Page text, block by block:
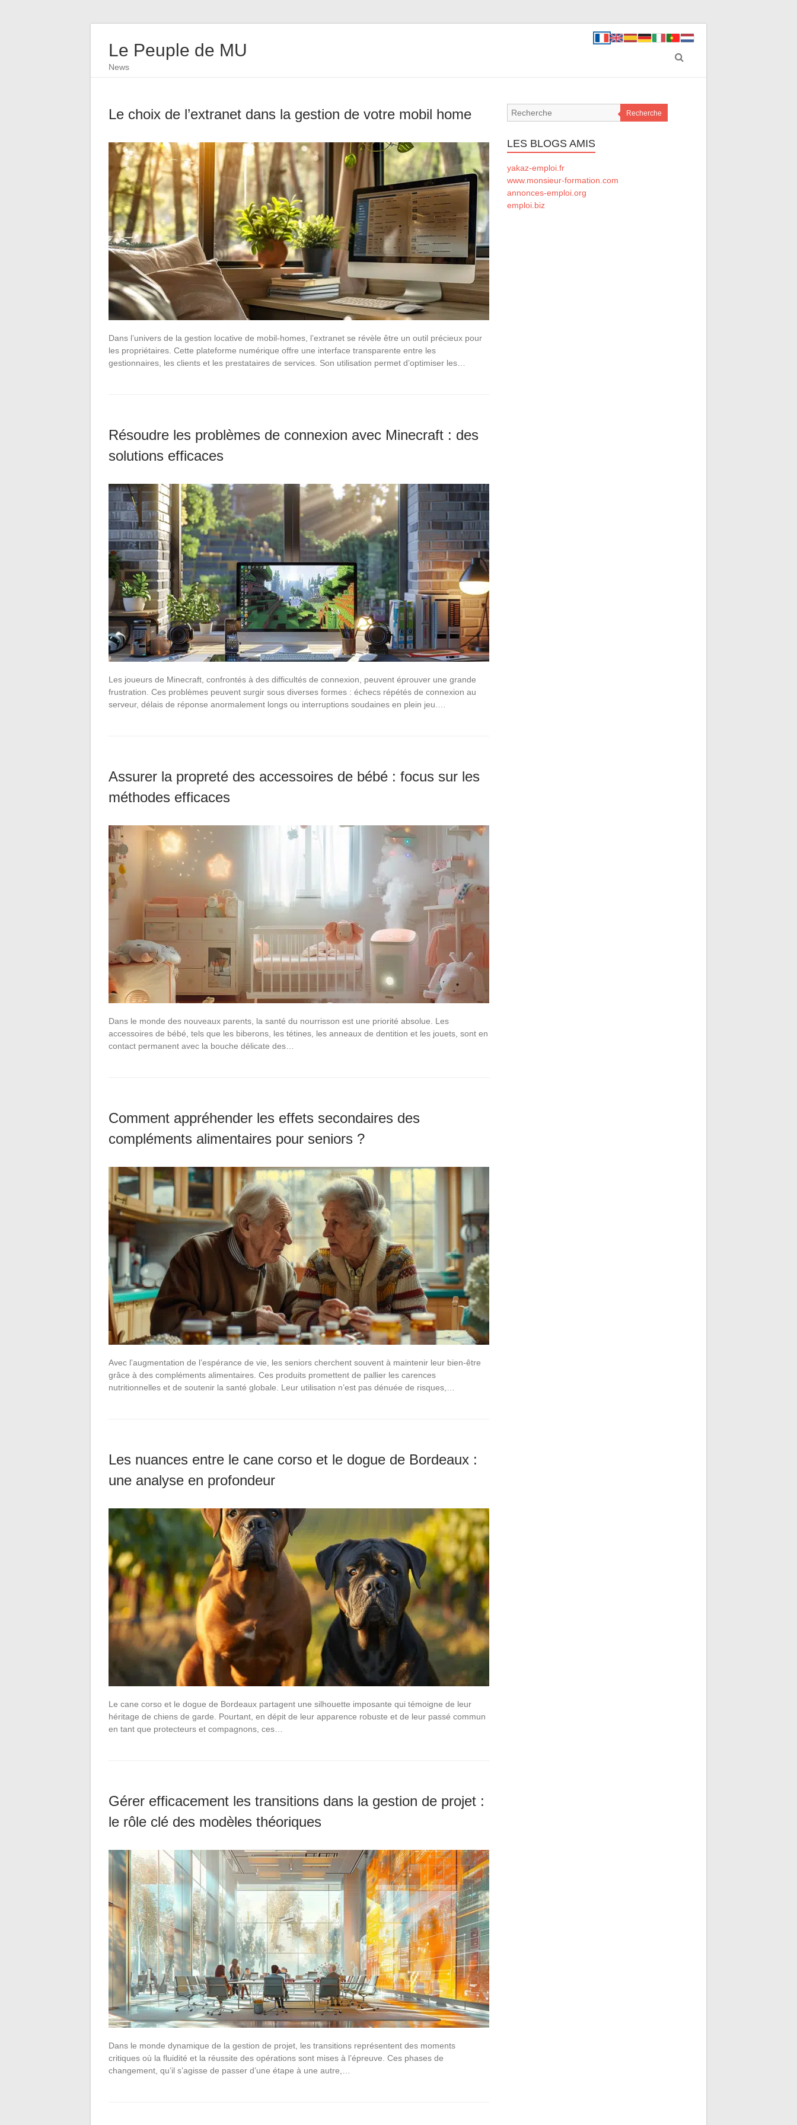
Le Peuple de MU
News
Le choix de l’extranet dans la gestion de votre mobil home
Dans l’univers de la gestion locative de mobil-homes, l’extranet se révèle être un outil précieux pour
les propriétaires. Cette plateforme numérique offre une interface transparente entre les
gestionnaires, les clients et les prestataires de services. Son utilisation permet d’optimiser les…
Résoudre les problèmes de connexion avec Minecraft : des
solutions efficaces
Les joueurs de Minecraft, confrontés à des difficultés de connexion, peuvent éprouver une grande
frustration. Ces problèmes peuvent surgir sous diverses formes : échecs répétés de connexion au
serveur, délais de réponse anormalement longs ou interruptions soudaines en plein jeu.…
Assurer la propreté des accessoires de bébé : focus sur les
méthodes efficaces
Dans le monde des nouveaux parents, la santé du nourrisson est une priorité absolue. Les
accessoires de bébé, tels que les biberons, les tétines, les anneaux de dentition et les jouets, sont en
contact permanent avec la bouche délicate des…
Comment appréhender les effets secondaires des
compléments alimentaires pour seniors ?
Avec l’augmentation de l’espérance de vie, les seniors cherchent souvent à maintenir leur bien-être
grâce à des compléments alimentaires. Ces produits promettent de pallier les carences
nutritionnelles et de soutenir la santé globale. Leur utilisation n’est pas dénuée de risques,…
Les nuances entre le cane corso et le dogue de Bordeaux :
une analyse en profondeur
Le cane corso et le dogue de Bordeaux partagent une silhouette imposante qui témoigne de leur
héritage de chiens de garde. Pourtant, en dépit de leur apparence robuste et de leur passé commun
en tant que protecteurs et compagnons, ces…
Gérer efficacement les transitions dans la gestion de projet :
le rôle clé des modèles théoriques
Dans le monde dynamique de la gestion de projet, les transitions représentent des moments
critiques où la fluidité et la réussite des opérations sont mises à l’épreuve. Ces phases de
changement, qu’il s’agisse de passer d’une étape à une autre,…
Recherche
LES BLOGS AMIS
yakaz-emploi.fr
www.monsieur-formation.com
annonces-emploi.org
emploi.biz